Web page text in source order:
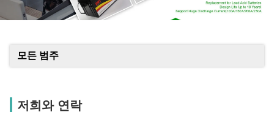
모든 범주
저희와 연락